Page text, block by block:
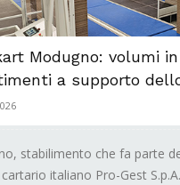
Modugno: volumi
a supporto
stabilimento che fa parte
italiano Pro-Gest